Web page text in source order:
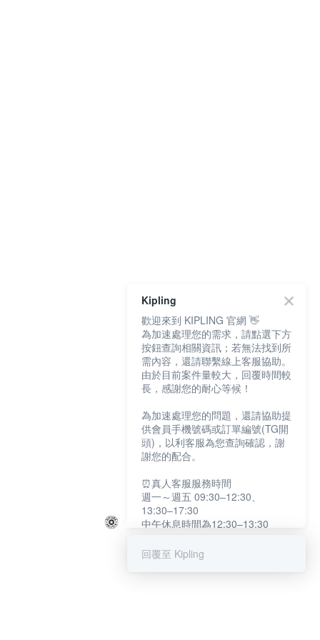
Kipling
歡迎來到 KIPLING 官網 👋
為加速處理您的需求，請點選下方
按鈕查詢相關資訊；若無法找到所
需內容，還請聯繫線上客服協助。
由於目前案件量較大，回覆時間較
長，感謝您的耐心等候！
為加速處理您的問題，還請協助提
供會員手機號碼或訂單編號(TG開
頭)，以利客服為您查詢確認，謝
謝您的配合。
⏰真人客服服務時間
週一～週五 09:30–12:30、
13:30–17:30
中午休息時間為12:30–13:30
提醒您：系統會自動已讀訊息，如
回覆至 Kipling